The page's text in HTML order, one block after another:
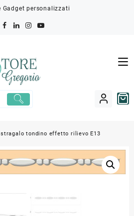
Gadget personalizzati
tondino effetto rilievo E13